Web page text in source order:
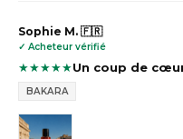
Sophie M. 🇫🇷
✓ Acheteur vérifié
★★★★★Un coup de
BAKARA